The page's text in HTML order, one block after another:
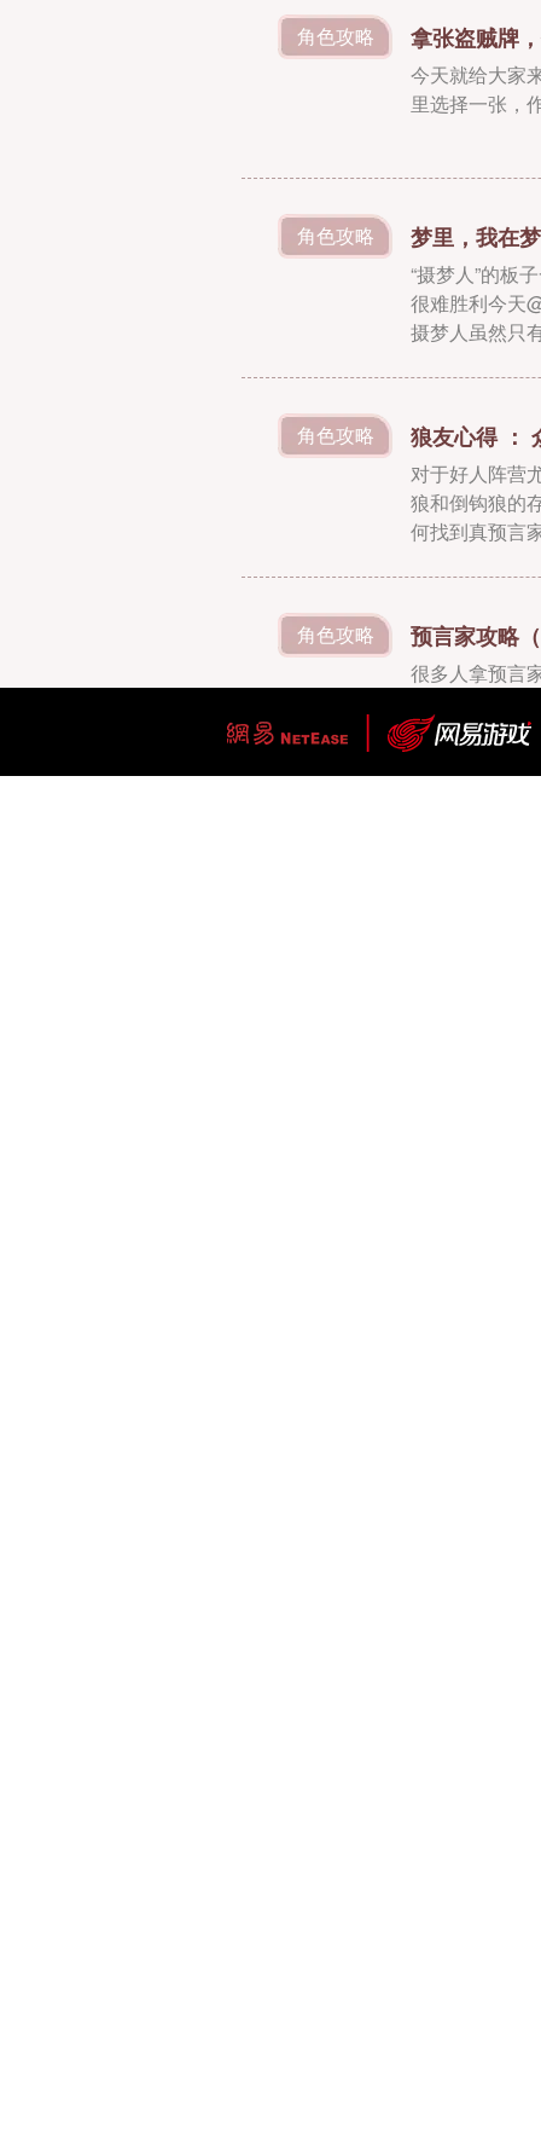
角色攻略 拿张盗贼牌
今天就给大家
里选择一张，
角色攻略 梦里，我在
“摄梦人”的板
很难胜利今天
摄梦人虽然只
角色攻略 狼友心得 ：
对于好人阵营
狼和倒钩狼的
何找到真预言
角色攻略 预言家攻略
很多人拿预言
们要怎么才能